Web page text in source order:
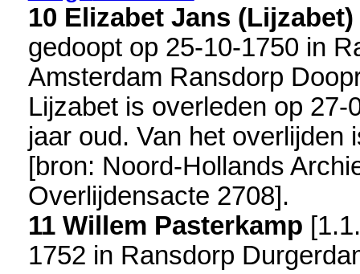
10 Elizabet Jans
gedoopt op 25-10-1750 in
Amsterdam Ransdorp
Lijzabet is overleden op
jaar oud. Van het overlijden
[bron: Noord-Hollands
Overlijdensacte 2708].
11 Willem Pasterkamp [
1752 in Ransdorp